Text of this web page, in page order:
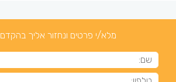
מלא/י פרטים ונחזור אליך בהקדם